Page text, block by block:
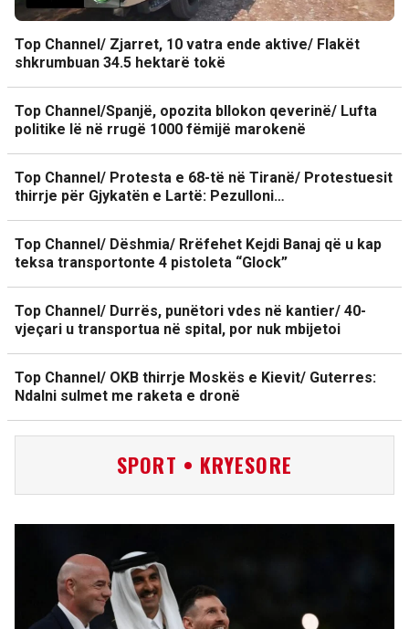
Top Channel/ Zjarret, 10 vatra ende aktive/ Flakët
shkrumbuan 34.5 hektarë tokë
Top Channel/Spanjë, opozita bllokon qeverinë/ Lufta
politike lë në rrugë 1000 fëmijë marokenë
Top Channel/ Protesta e 68-të në Tiranë/ Protestuesit
thirrje për Gjykatën e Lartë: Pezulloni…
Top Channel/ Dëshmia/ Rrëfehet Kejdi Banaj që u kap
teksa transportonte 4 pistoleta “Glock”
Top Channel/ Durrës, punëtori vdes në kantier/ 40-
vjeçari u transportua në spital, por nuk mbijetoi
Top Channel/ OKB thirrje Moskës e Kievit/ Guterres:
Ndalni sulmet me raketa e dronë
SPORT • KRYESORE